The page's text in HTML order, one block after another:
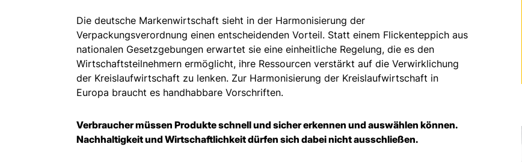
Die deutsche Markenwirtschaft sieht in der Harmonisierung der
Verpackungsverordnung einen entscheidenden Vorteil. Statt einem Flickenteppich aus
nationalen Gesetzgebungen erwartet sie eine einheitliche Regelung, die es den
Wirtschaftsteilnehmern ermöglicht, ihre Ressourcen verstärkt auf die Verwirklichung
der Kreislaufwirtschaft zu lenken. Zur Harmonisierung der Kreislaufwirtschaft in
Europa braucht es handhabbare Vorschriften.
Verbraucher müssen Produkte schnell und sicher erkennen und auswählen können.
Nachhaltigkeit und Wirtschaftlichkeit dürfen sich dabei nicht ausschließen.